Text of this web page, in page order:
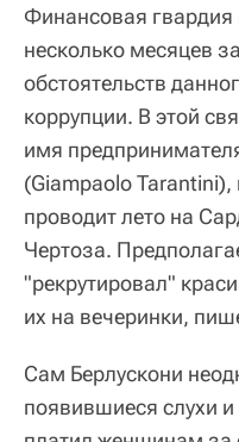
Финансовая гвардия
несколько месяцев
обстоятельств
коррупции. В этой
имя
(Giampaolo
проводит лето на
Чертоза.
"рекрутировал"
их на вечеринки,
Сам Берлускони
появившиеся слухи